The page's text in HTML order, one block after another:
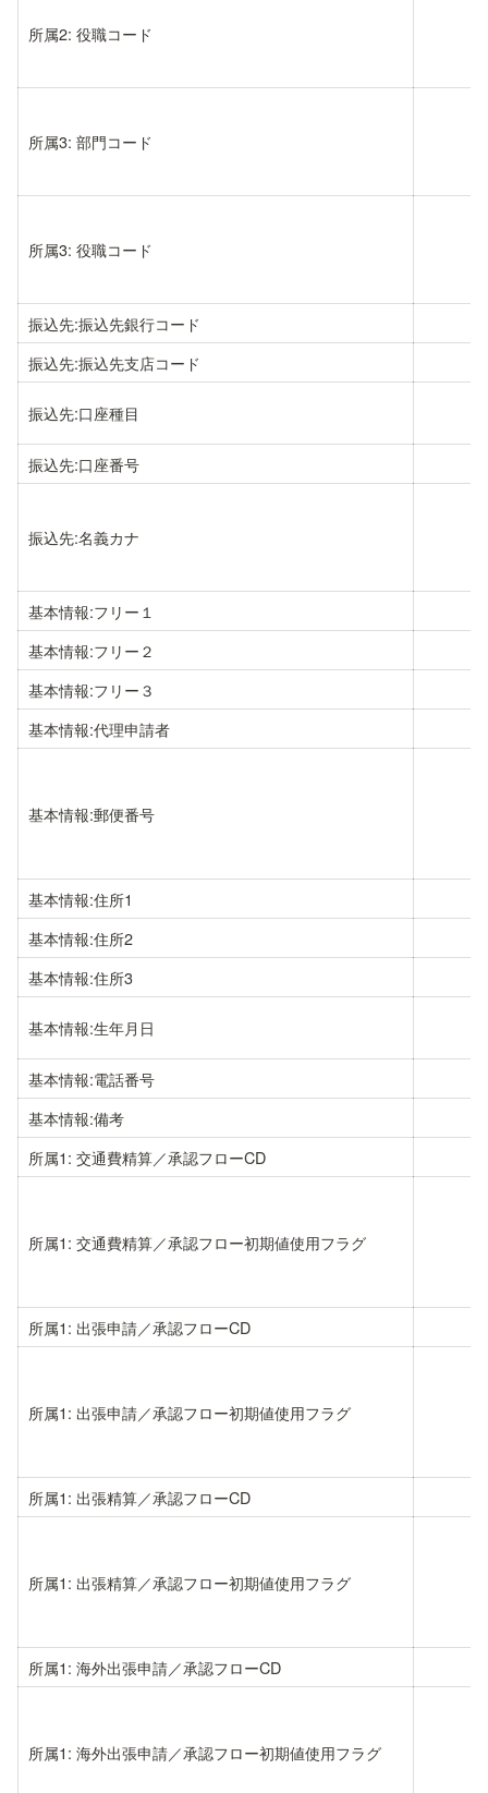
所属2: 役職コード
所属3: 部門コード
所属3: 役職コード
振込先:振込先銀行コード
振込先:振込先支店コード
振込先:口座種目
振込先:口座番号
振込先:名義カナ
基本情報:フリー１
基本情報:フリー２
基本情報:フリー３
基本情報:代理申請者
基本情報:郵便番号
基本情報:住所1
基本情報:住所2
基本情報:住所3
基本情報:生年月日
基本情報:電話番号
基本情報:備考
所属1: 交通費精算／承認フローCD
所属1: 交通費精算／承認フロー初期値使用フラグ
所属1: 出張申請／承認フローCD
所属1: 出張申請／承認フロー初期値使用フラグ
所属1: 出張精算／承認フローCD
所属1: 出張精算／承認フロー初期値使用フラグ
所属1: 海外出張申請／承認フローCD
所属1: 海外出張申請／承認フロー初期値使用フラグ